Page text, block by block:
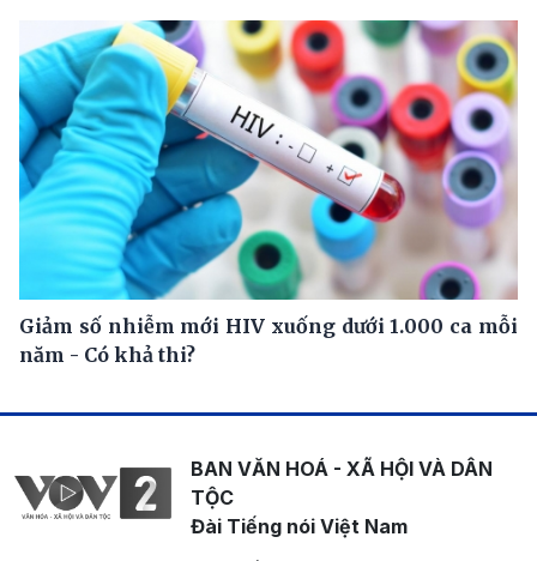
Giảm số nhiễm mới HIV xuống dưới 1.000 ca mỗi
năm - Có khả thi?
BAN VĂN HOÁ - XÃ HỘI VÀ DÂN
TỘC
Đài Tiếng nói Việt Nam